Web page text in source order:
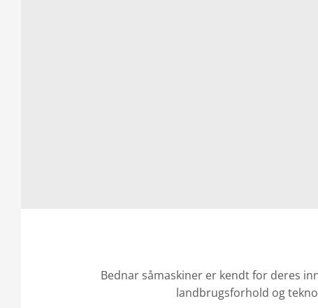
Bednar såmaskiner er kendt for deres
landbrugsforhold og